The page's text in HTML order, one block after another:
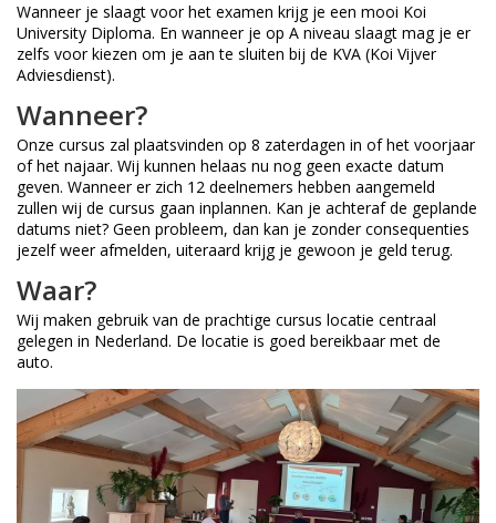
Wanneer je slaagt voor het examen krijg je een mooi Koi
University Diploma. En wanneer je op A niveau slaagt mag je er
zelfs voor kiezen om je aan te sluiten bij de KVA (Koi Vijver
Adviesdienst).
Wanneer?
Onze cursus zal plaatsvinden op 8 zaterdagen in of het voorjaar
of het najaar. Wij kunnen helaas nu nog geen exacte datum
geven. Wanneer er zich 12 deelnemers hebben aangemeld
zullen wij de cursus gaan inplannen. Kan je achteraf de geplande
datums niet? Geen probleem, dan kan je zonder consequenties
jezelf weer afmelden, uiteraard krijg je gewoon je geld terug.
Waar?
Wij maken gebruik van de prachtige cursus locatie centraal
gelegen in Nederland. De locatie is goed bereikbaar met de
auto.